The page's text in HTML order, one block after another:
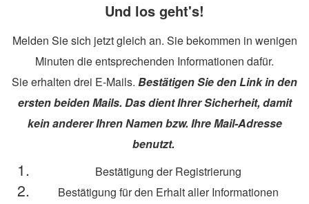
Und los geht's!
Melden Sie sich jetzt gleich an. Sie bekommen in wenigen
Minuten die entsprechenden Informationen dafür.
Sie erhalten drei E-Mails. Bestätigen Sie den Link in den
ersten beiden Mails. Das dient Ihrer Sicherheit, damit
kein anderer Ihren Namen bzw. Ihre Mail-Adresse
benutzt.
Bestätigung der Registrierung
Bestätigung für den Erhalt aller Informationen